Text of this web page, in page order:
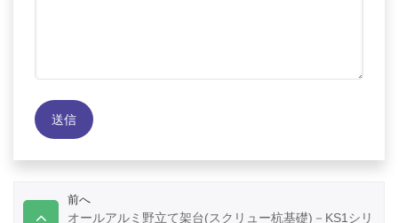
送信
前へ
オールアルミ野立て架台(スクリュー杭基礎)－KS1シリ